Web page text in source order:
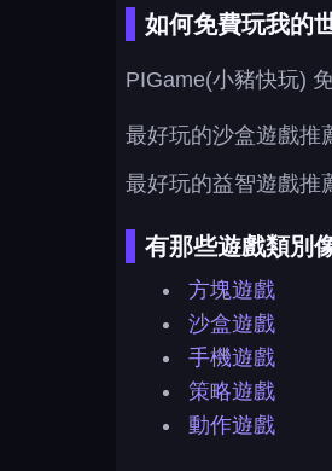
如何免費玩我的
PIGame(小豬快玩)
最好玩的沙盒遊戲推
最好玩的益智遊戲推
有那些遊戲類別
方塊遊戲
沙盒遊戲
手機遊戲
策略遊戲
動作遊戲